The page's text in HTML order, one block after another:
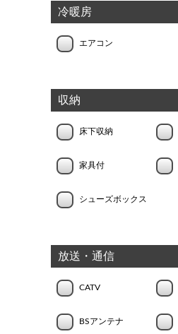
冷暖房
エアコン
収納
床下収納
家具付
シューズボックス
放送・通信
CATV
BSアンテナ